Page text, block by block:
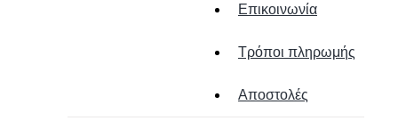
Επικοινωνία
Τρόποι πληρωμής
Αποστολές